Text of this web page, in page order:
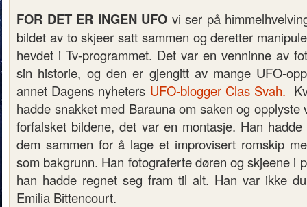
FOR DET ER INGEN UFO vi ser på
bildet av to skjeer satt sammen og deretter
hevdet i Tv-programmet. Det var en venninne av
sin historie, og den er gjengitt av mange UFO-
annet Dagens nyheters UFO-blogger Clas Svah.
hadde snakket med Barauna om saken og opplyste
forfalsket bildene, det var en montasje. Han
dem sammen for å lage et improvisert romskip
som bakgrunn. Han fotograferte døren og skjeene i
han hadde regnet seg fram til alt. Han var ikke
Emilia Bittencourt.